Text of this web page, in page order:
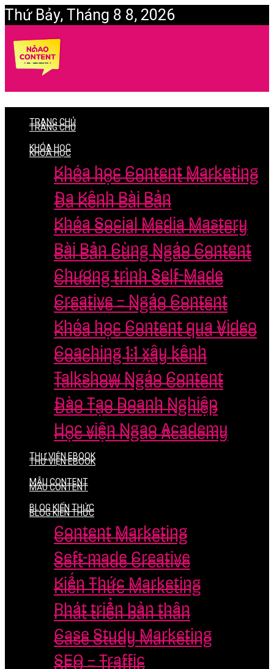
Thứ Bảy, Tháng 8 8, 2026
Login
TRANG CHỦ
KHÓA HỌC
Khóa học Content Marketing
Đa Kênh Bài Bản
Khóa Social Media Mastery
Bài Bản Cùng Ngáo Content
Chương trình Self-Made
Creative – Ngáo Content
Khóa học Content qua Video
Coaching 1:1 xây kênh
Talkshow Ngáo Content
Đào Tạo Doanh Nghiệp
Học viện Ngao Academy
THƯ VIỆN EBOOK
MẪU CONTENT
BLOG KIẾN THỨC
Content Marketing
Seft-made Creative
Kiến Thức Marketing
Phát triển bản thân
Case Study Marketing
SEO – Traffic
TRANG CHỦ
KHÓA HỌC
Khóa học Content Marketing
Đa Kênh Bài Bản
Khóa Social Media Mastery
Bài Bản Cùng Ngáo Content
Chương trình Self-Made
Creative – Ngáo Content
Khóa học Content qua Video
Coaching 1:1 xây kênh
Talkshow Ngáo Content
Đào Tạo Doanh Nghiệp
Học viện Ngao Academy
THƯ VIỆN EBOOK
MẪU CONTENT
BLOG KIẾN THỨC
Content Marketing
Seft-made Creative
Kiến Thức Marketing
Phát triển bản thân
Case Study Marketing
SEO – Traffic